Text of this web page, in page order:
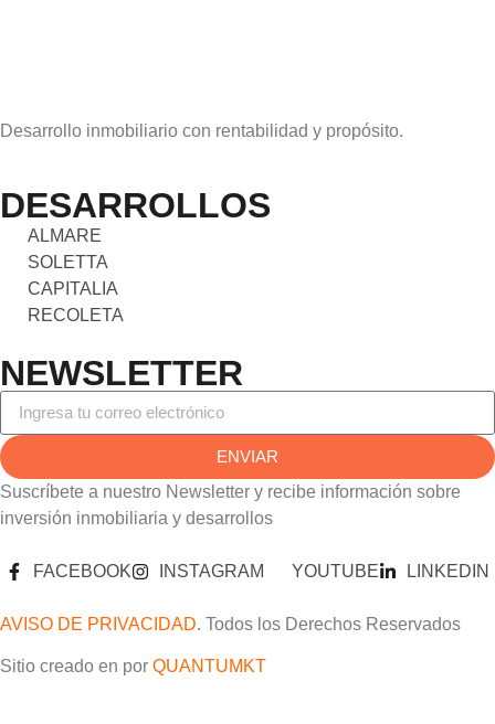
Desarrollo inmobiliario con rentabilidad y propósito.
DESARROLLOS
ALMARE
SOLETTA
CAPITALIA
RECOLETA
NEWSLETTER
ENVIAR
Suscríbete a nuestro Newsletter y recibe información sobre
inversión inmobiliaria y desarrollos
FACEBOOK INSTAGRAM YOUTUBE LINKEDIN
AVISO DE PRIVACIDAD. Todos los Derechos Reservados
Sitio creado en por QUANTUMKT